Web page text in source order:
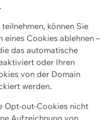
können Sie
Cookies ablehnen –
das automatische
oder Ihren
von der Domain
werden.
Opt-out-Cookies nicht